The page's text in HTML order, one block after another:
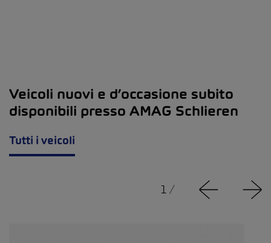
Veicoli nuovi e d’occasione subito
disponibili presso AMAG Schlieren
Tutti i veicoli
1 /